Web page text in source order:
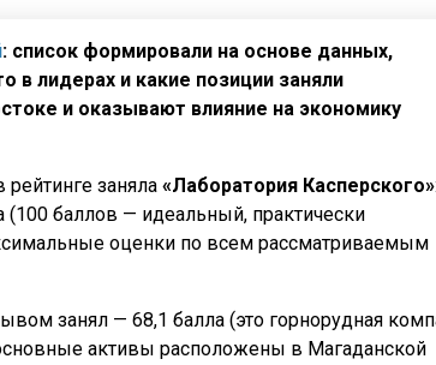
: список формировали на основе данных,
в лидерах и какие позиции заняли
и оказывают влияние на экономику
заняла «Лаборатория Касперского»:
(100 баллов — идеальный, практически
оценки по всем рассматриваемым
занял — 68,1 балла (это горнорудная
активы расположены в Магаданской